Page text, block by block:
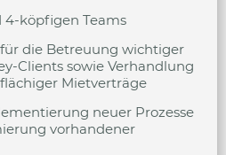
köpfigen Teams
die Betreuung wichtiger
Clients sowie Verhandlung
Mietverträge
neuer Prozesse
vorhandener